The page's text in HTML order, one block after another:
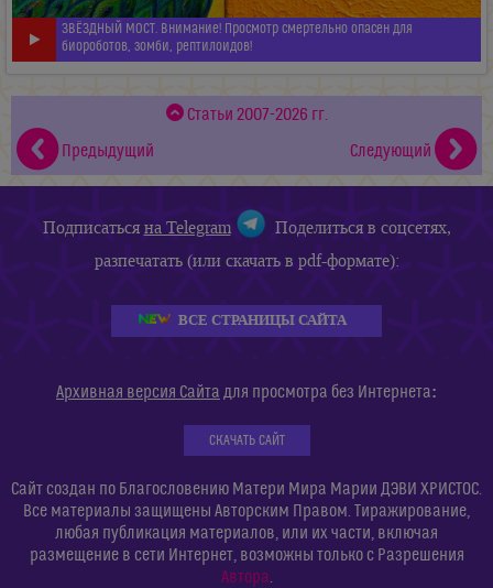
ЗВЁЗДНЫЙ МОСТ. Внимание! Просмотр смертельно опасен для
биороботов, зомби, рептилоидов!
Статьи 2007-2026 гг.
Предыдущий
Следующий
Подписатьсяна Telegram
Поделиться в соцсетях,
разпечатать (или скачать в pdf-формате):
ВСЕ СТРАНИЦЫ САЙТА
Архивная версия Сайта для просмотра без Интернета:
СКАЧАТЬ САЙТ
Сайт создан по Благословению Матери Мира Марии ДЭВИ ХРИСТОС.
Все материалы защищены Авторским Правом. Тиражирование,
любая публикация материалов, или их части, включая
размещение в сети Интернет, возможны только с Разрешения
Автора.